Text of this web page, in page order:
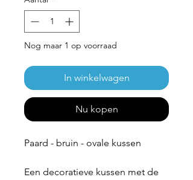
Nog maar 1 op voorraad
In winkelwagen
Nu kopen
Paard - bruin - ovale kussen
Een decoratieve kussen met de